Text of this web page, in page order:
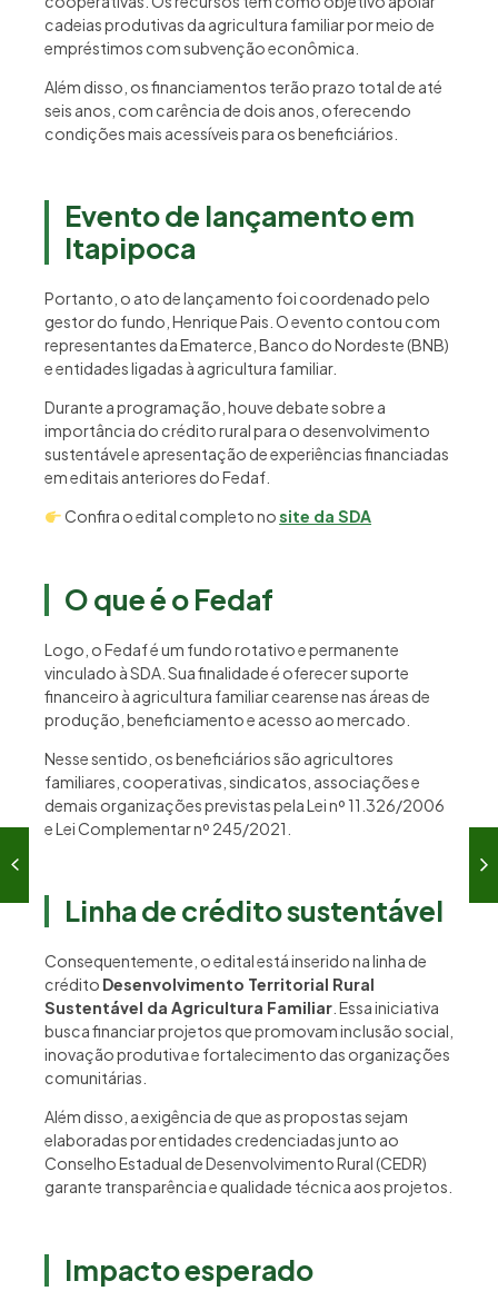
cadeias produtivas da agricultura familiar por meio de
empréstimos com subvenção econômica.
Além disso, os financiamentos terão prazo total de até
seis anos, com carência de dois anos, oferecendo
condições mais acessíveis para os beneficiários.
Evento de lançamento em
Itapipoca
Portanto, o ato de lançamento foi coordenado pelo
gestor do fundo, Henrique Pais. O evento contou com
representantes da Ematerce, Banco do Nordeste (BNB)
e entidades ligadas à agricultura familiar.
Durante a programação, houve debate sobre a
importância do crédito rural para o desenvolvimento
sustentável e apresentação de experiências financiadas
em editais anteriores do Fedaf.
Confira o edital completo nosite da SDA
O que é o Fedaf
Logo, o Fedaf é um fundo rotativo e permanente
vinculado à SDA. Sua finalidade é oferecer suporte
financeiro à agricultura familiar cearense nas áreas de
produção, beneficiamento e acesso ao mercado.
Nesse sentido, os beneficiários são agricultores
familiares, cooperativas, sindicatos, associações e
demais organizações previstas pela Lei nº 11.326/2006
e Lei Complementar nº 245/2021.
Linha de crédito sustentável
Consequentemente, o edital está inserido na linha de
crédito Desenvolvimento Territorial Rural
Sustentável da Agricultura Familiar . Essa iniciativa
busca financiar projetos que promovam inclusão social,
inovação produtiva e fortalecimento das organizações
comunitárias.
Além disso, a exigência de que as propostas sejam
elaboradas por entidades credenciadas junto ao
Conselho Estadual de Desenvolvimento Rural (CEDR)
garante transparência e qualidade técnica aos projetos.
Impacto esperado